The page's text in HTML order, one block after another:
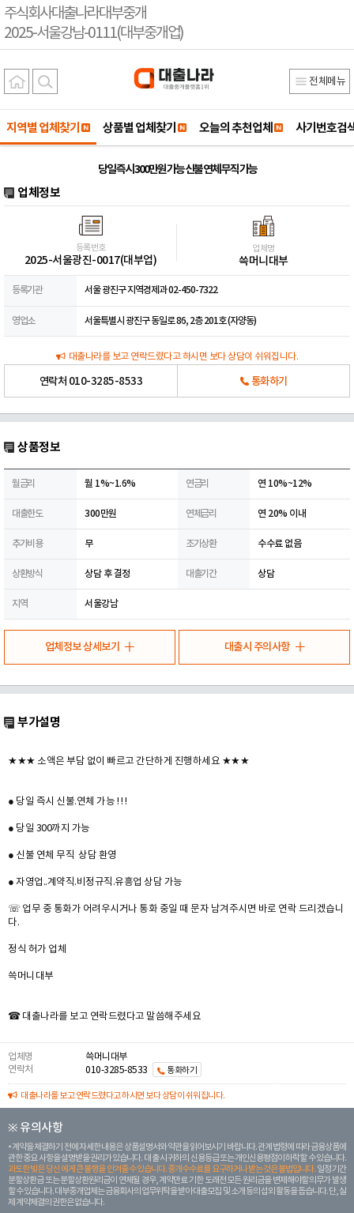
주식회사대출나라대부중개
2025-서울강남-0111(대부중개업)
전체메뉴
지역별 업체찾기 상품별 업체찾기 오늘의 추천업체 사기번호검
당일 즉시 300만원 가능 신불 연체 무직 가능
업체정보
등록번호
2025-서울광진-0017(대부업)
업체명
쓱머니대부
등록기관 서울 광진구 지역경제과 02-450-7322
영업소 서울특별시 광진구 동일로 86, 2층 201호 (자양동)
대출나라를 보고 연락드렸다고 하시면 보다 상담이 쉬워집니다.
연락처 010-3285-8533 통화하기
상품정보
월금리 월 1%~1.6% 연금리 연 10%~12%
대출한도 300만원 연체금리 연 20% 이내
추가비용 무 조기상환 수수료 없음
상환방식 상담 후 결정 대출기간 상담
지역 서울강남
업체정보 상세보기 대출시 주의사항
부가설명
★★★ 소액은 부담 없이 빠르고 간단하게 진행하세요 ★★★
● 당일 즉시 신불.연체 가능 ! ! !
● 당일 300까지 가능
● 신불 연체 무직 상담 환영
● 자영업..계약직.비정규직.유흥업 상담 가능
☏ 업무 중 통화가 어려우시거나 통화 중일 때 문자 남겨주시면 바로 연락 드리겠습니
다.
정식 허가 업체
쓱머니대부
☎ 대출나라를 보고 연락드렸다고 말씀해주세요
업체명
쓱머니대부
연락처
010-3285-8533 통화하기
대출나라를 보고 연락드렸다고 하시면 보다 상담이 쉬워집니다.
※ 유의사항
계약을 체결하기 전에 자세한 내용은 상품설명서와 약관을 읽어보시기 바랍니다. 관계 법령에 따라 금융상품에
관한 중요 사항을 설명받을 권리가 있습니다. 대 출 시 귀하의 신용등급 또는 개인신용평점이 하락할 수 있습니다.
과도한 빚은 당신 에게 큰 불행을 안겨줄 수 있습니다. 중개수수료를 요구하거나 받는 것은 불법입니다. 일정 기간
분할상환금 또는 분할상환원리금이 연체될 경우, 계약만료 기한 도래전 모든 원리금을 변제해야할 의무가 발생
할 수 있습니다. 대부중개업체는 금융회사의 업무위탁을 받아 대출모집 및 소개 등의 섭외 활동을 돕습니다. 단, 실
제 계약체결의 권한은 없습니다.